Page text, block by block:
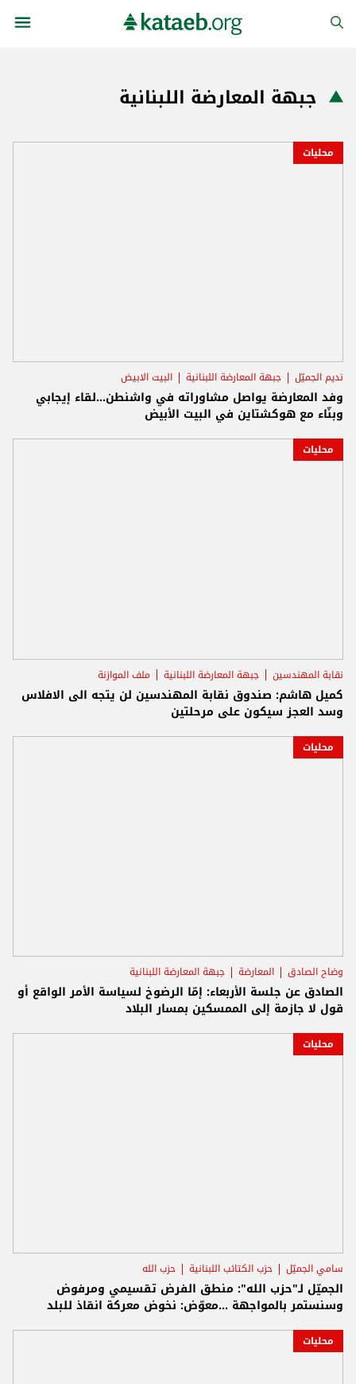
جبهة المعارضة اللبنانية
محليات
نديم الجميّل جبهة المعارضة اللبنانية البيت الابيض
وفد المعارضة يواصل مشاوراته في واشنطن...لقاء إيجابي
وبنّاء مع هوكشتاين في البيت الأبيض
محليات
نقابة المهندسين جبهة المعارضة اللبنانية ملف الموازنة
كميل هاشم: صندوق نقابة المهندسين لن يتجه الى الافلاس
وسد العجز سيكون على مرحلتين
محليات
وضاح الصادق المعارضة جبهة المعارضة اللبنانية
الصادق عن جلسة الأربعاء: إمّا الرضوخ لسياسة الأمر الواقع أو
قول لا جازمة إلى الممسكين بمسار البلاد
محليات
سامي الجميّل حزب الكتائب اللبنانية حزب الله
الجميّل لـ"حزب الله": منطق الفرض تقسيمي ومرفوض
وسنستمر بالمواجهة ...معوّض: نخوض معركة انقاذ للبلد
محليات